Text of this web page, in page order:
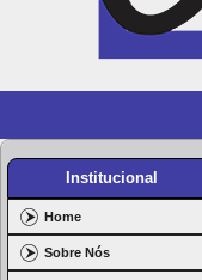
Institucional
Home
Sobre Nós